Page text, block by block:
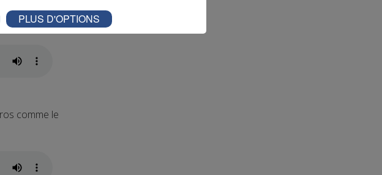
l’action de
comme le
PLUS D'OPTIONS